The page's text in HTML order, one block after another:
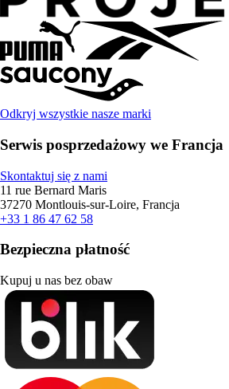
Odkryj wszystkie nasze marki
Serwis posprzedażowy we Francja
Skontaktuj się z nami
11 rue Bernard Maris
37270 Montlouis-sur-Loire, Francja
+33 1 86 47 62 58
Bezpieczna płatność
Kupuj u nas bez obaw